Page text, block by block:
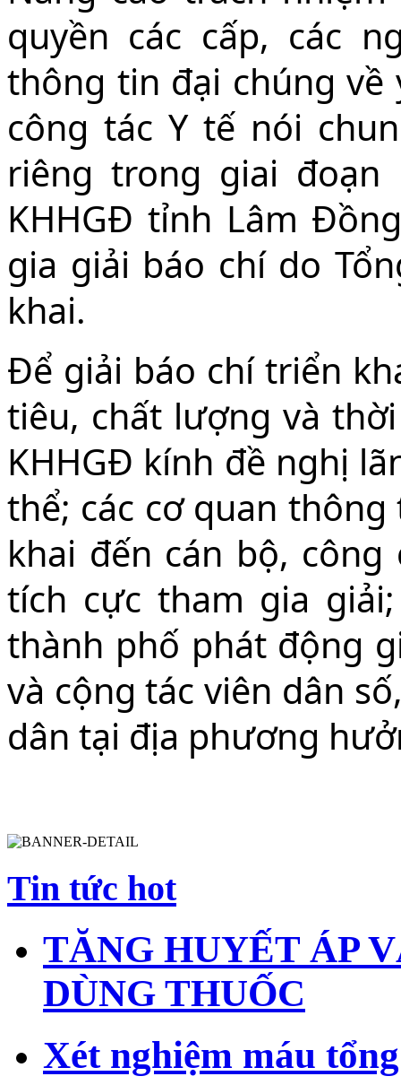
quyền các cấp, các
thông tin đại chúng
công tác Y tế nói
riêng trong giai đoạn
KHHGĐ tỉnh Lâm
gia giải báo chí do
khai.
Để giải báo chí triển
tiêu, chất lượng và
KHHGĐ kính đề nghị
thể; các cơ quan
khai đến cán bộ,
tích cực tham gia
thành phố phát động
và cộng tác viên dân
dân tại địa phương
Tin tức hot
TĂNG HUYẾT ÁP
DÙNG THUỐC
Xét nghiệm máu